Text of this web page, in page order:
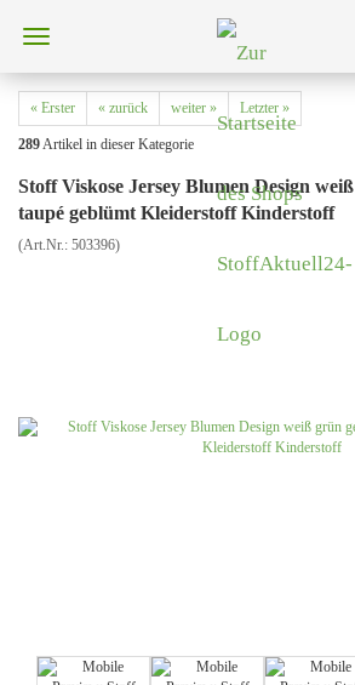
« Erster « zurück weiter » Letzter »
289Artikel in dieser Kategorie
Stoff Viskose Jersey Blumen Design
taupé geblümt Kleiderstoff Kinderstoff
(Art.Nr.: 503396)